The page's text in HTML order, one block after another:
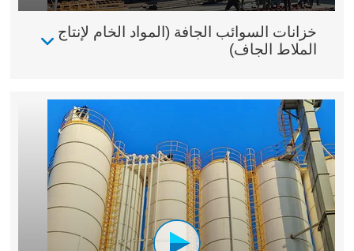
خزانات السوائب الجافة (المواد الخام لإنتاج
الملاط الجاف)